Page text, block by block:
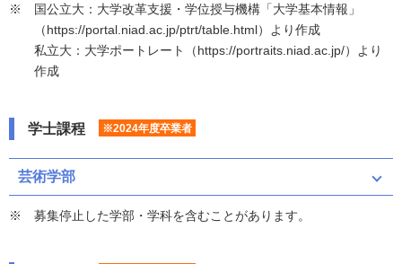
国公立大：大学改革支援・学位授与機構「大学基本情報」
（https://portal.niad.ac.jp/ptrt/table.html）より作成
私立大：大学ポートレート（https://portraits.niad.ac.jp/）より
作成
学士課程 ※2024年度卒業者
芸術学部
募集停止した学部・学科を含むことがあります。